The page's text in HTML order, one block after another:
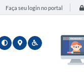
Faça seu login no portal